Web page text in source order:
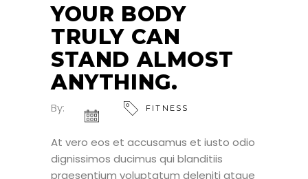
YOUR BODY
TRULY CAN
STAND ALMOST
ANYTHING.
By: FITNESS
At vero eos et accusamus et iusto odio
dignissimos ducimus qui blanditiis
praesentium voluptatum deleniti atque